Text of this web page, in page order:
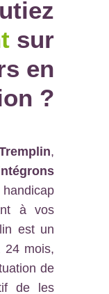
sur
en
?
,
à vos
est un
24 mois,
de
de les